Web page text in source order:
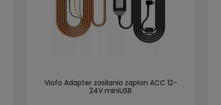
Viofo Adapter zasilania zapłon ACC 12-
24V miniUSB